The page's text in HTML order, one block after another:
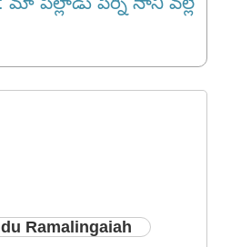
Ramalingaiah